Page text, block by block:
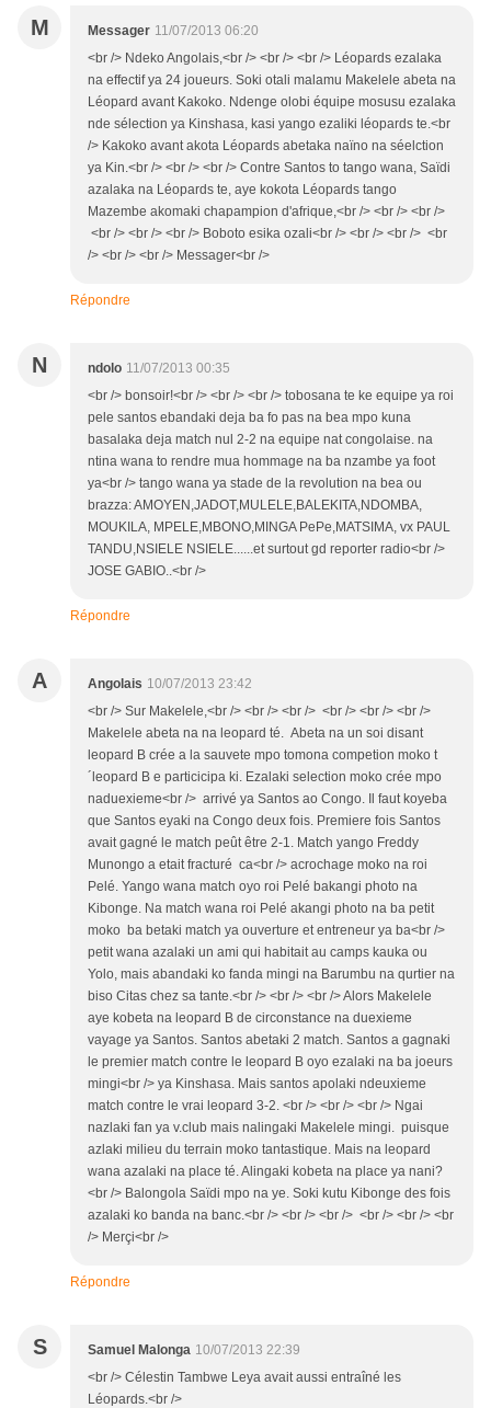
M Messager 11/07/2013 06:20
<br /> Ndeko Angolais,<br /> <br /> <br /> Léopards ezalaka
na effectif ya 24 joueurs. Soki otali malamu Makelele abeta na
Léopard avant Kakoko. Ndenge olobi équipe mosusu ezalaka
nde sélection ya Kinshasa, kasi yango ezaliki léopards te.<br
/> Kakoko avant akota Léopards abetaka naïno na séelction
ya Kin.<br /> <br /> <br /> Contre Santos to tango wana, Saïdi
azalaka na Léopards te, aye kokota Léopards tango
Mazembe akomaki chapampion d'afrique,<br /> <br /> <br />
<br /> <br /> <br /> Boboto esika ozali<br /> <br /> <br /> <br
/> <br /> <br /> Messager<br />
Répondre
N ndolo 11/07/2013 00:35
<br /> bonsoir!<br /> <br /> <br /> tobosana te ke equipe ya roi
pele santos ebandaki deja ba fo pas na bea mpo kuna
basalaka deja match nul 2-2 na equipe nat congolaise. na
ntina wana to rendre mua hommage na ba nzambe ya foot
ya<br /> tango wana ya stade de la revolution na bea ou
brazza: AMOYEN,JADOT,MULELE,BALEKITA,NDOMBA,
MOUKILA, MPELE,MBONO,MINGA PePe,MATSIMA, vx PAUL
TANDU,NSIELE NSIELE......et surtout gd reporter radio<br />
JOSE GABIO..<br />
Répondre
A Angolais 10/07/2013 23:42
<br /> Sur Makelele,<br /> <br /> <br /> <br /> <br /> <br />
Makelele abeta na na leopard té. Abeta na un soi disant
leopard B crée a la sauvete mpo tomona competion moko t
´leopard B e particicipa ki. Ezalaki selection moko crée mpo
naduexieme<br /> arrivé ya Santos ao Congo. Il faut koyeba
que Santos eyaki na Congo deux fois. Premiere fois Santos
avait gagné le match peût être 2-1. Match yango Freddy
Munongo a etait fracturé ca<br /> acrochage moko na roi
Pelé. Yango wana match oyo roi Pelé bakangi photo na
Kibonge. Na match wana roi Pelé akangi photo na ba petit
moko ba betaki match ya ouverture et entreneur ya ba<br />
petit wana azalaki un ami qui habitait au camps kauka ou
Yolo, mais abandaki ko fanda mingi na Barumbu na qurtier na
biso Citas chez sa tante.<br /> <br /> <br /> Alors Makelele
aye kobeta na leopard B de circonstance na duexieme
vayage ya Santos. Santos abetaki 2 match. Santos a gagnaki
le premier match contre le leopard B oyo ezalaki na ba joeurs
mingi<br /> ya Kinshasa. Mais santos apolaki ndeuxieme
match contre le vrai leopard 3-2. <br /> <br /> <br /> Ngai
nazlaki fan ya v.club mais nalingaki Makelele mingi. puisque
azlaki milieu du terrain moko tantastique. Mais na leopard
wana azalaki na place té. Alingaki kobeta na place ya nani?
<br /> Balongola Saïdi mpo na ye. Soki kutu Kibonge des fois
azalaki ko banda na banc.<br /> <br /> <br /> <br /> <br /> <br
/> Merçi<br />
Répondre
S Samuel Malonga 10/07/2013 22:39
<br /> Célestin Tambwe Leya avait aussi entraîné les
Léopards.<br />